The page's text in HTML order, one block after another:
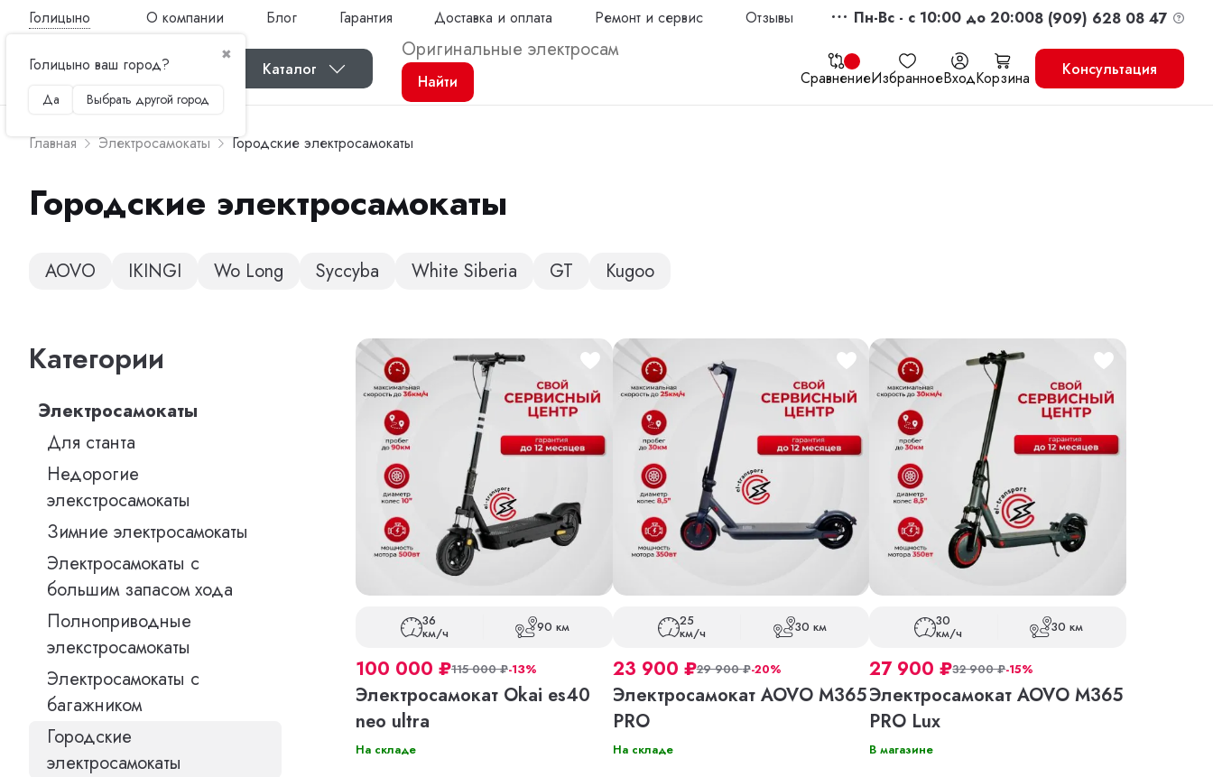
Голицыно
✖
Голицыно ваш город?
Да Выбрать другой город
О компании Блог Гарантия Доставка и оплата Ремонт и сервис Отзывы Пн-Вс - c 10:00 до 20:008 (909) 628 08 47
Каталог СравнениеИзбранноеВходКорзина
Найти
Консультация
Главная Электросамокаты Городские электросамокаты
Городские электросамокаты
AOVO IKINGI Wo Long Syccyba White Siberia GT Kugoo
Категории
Электросамокаты
Для станта
Недорогие
элекстросамокаты
Зимние электросамокаты
Электросамокаты с
большим запасом хода
Полноприводные
элекстросамокаты
Электросамокаты с
багажником
Городские
электросамокаты
36
км/ч 90 км
100 000 ₽115 000₽-13%
Электросамокат Okai es40
neo ultra
На складе
25
км/ч 30 км
23 900 ₽29 900₽-20%
Электросамокат AOVO M365
PRO
На складе
30
км/ч 30 км
27 900₽32 900₽-15%
Электросамокат AOVO M365
PRO Lux
В магазине